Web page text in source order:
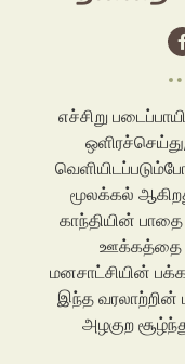
எச்சிறு
மூலக்கல்
காந்தியின் பாதை
ஊக்கத்தை
மனசாட்சியின்
இந்த வரலாற்றின்
அழகுற